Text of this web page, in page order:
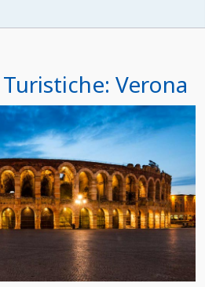
Verona